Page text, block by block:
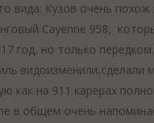
вида: Кузов очень похож
Cayenne 958,
год, но только
видоизменили,сделали
как на 911 карерах
в общем очень